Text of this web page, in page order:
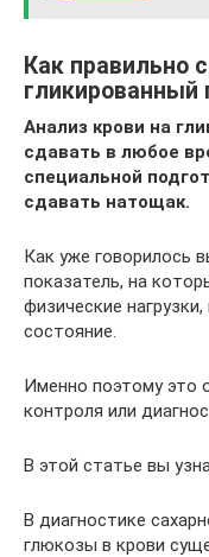
Как правильно
гликированный
Анализ крови на
сдавать в любое
специальной
сдавать натощак.
Как уже говорилось
показатель, на
физические
состояние.
Именно поэтому это
контроля или
В этой статье вы
В диагностике
глюкозы в крови